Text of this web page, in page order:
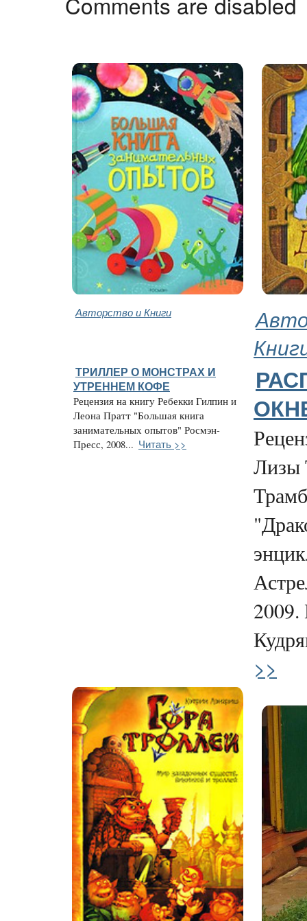
Авторство и Книги
ТРИЛЛЕР О МОНСТРАХ И
УТРЕННЕМ КОФЕ
Рецензия на книгу Ребекки Гилпин и
Леона Пратт "Большая книга
занимательных опытов" Росмэн-
Пресс, 2008... Читать >>
Лизы
>>